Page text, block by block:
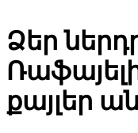
Ձեր
քայլեր